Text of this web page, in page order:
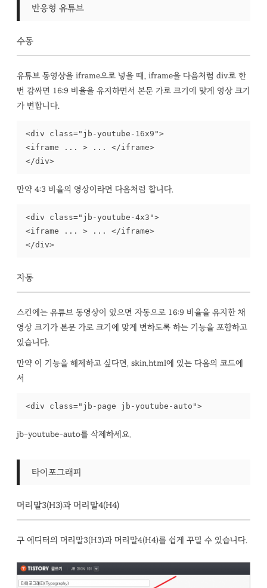
반응형 유튜브
수동
유튜브 동영상을 iframe으로 넣을 때, iframe을 다음처럼 div로 한
번 감싸면 16:9 비율을 유지하면서 본문 가로 크기에 맞게 영상 크기
가 변합니다.
<div class="jb-youtube-16x9">
<iframe ... > ... </iframe>
</div>
만약 4:3 비율의 영상이라면 다음처럼 합니다.
<div class="jb-youtube-4x3">
<iframe ... > ... </iframe>
</div>
자동
스킨에는 유튜브 동영상이 있으면 자동으로 16:9 비율을 유지한 채
영상 크기가 본문 가로 크기에 맞게 변하도록 하는 기능을 포함하고
있습니다.
만약 이 기능을 해제하고 싶다면, skin.html에 있는 다음의 코드에
서
<div class="jb-page jb-youtube-auto">
jb-youtube-auto를 삭제하세요.
타이포그래피
머리말3(H3)과 머리말4(H4)
구 에디터의 머리말3(H3)과 머리말4(H4)를 쉽게 꾸밀 수 있습니다.